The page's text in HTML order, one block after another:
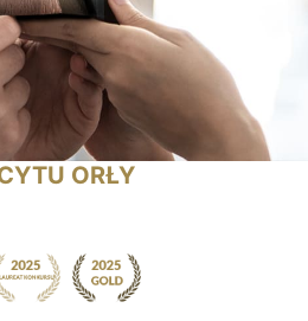
ORŁY